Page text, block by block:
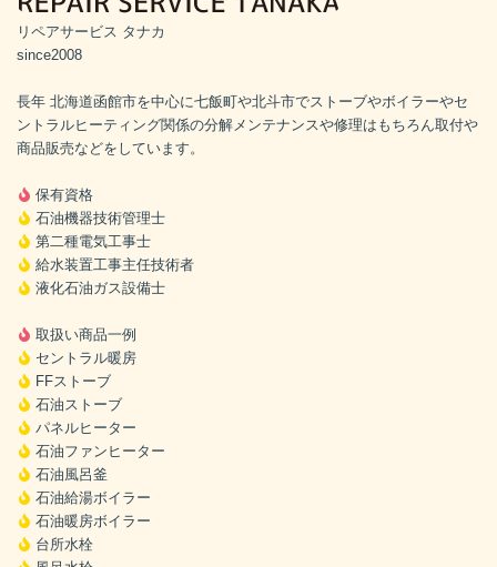
リペアサービス タナカ
since2008
長年 北海道函館市を中心に七飯町や北斗市でストーブやボイラーやセ
ントラルヒーティング関係の分解メンテナンスや修理はもちろん取付や
商品販売などをしています。
保有資格
石油機器技術管理士
第二種電気工事士
給水装置工事主任技術者
液化石油ガス設備士
取扱い商品一例
セントラル暖房
FFストーブ
石油ストーブ
パネルヒーター
石油ファンヒーター
石油風呂釜
石油給湯ボイラー
石油暖房ボイラー
台所水栓